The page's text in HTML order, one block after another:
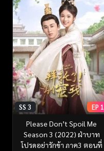
SS 3 EP 1
Please Don’t Spoil Me
Season 3 (2022) ฝ่าบาท
โปรดอย่ารักข้า ภาค3 ตอนที่